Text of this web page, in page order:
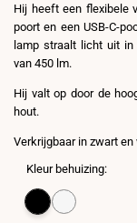
Hij heeft een flexibele
poort en een USB-C-
lamp straalt licht uit
van 450 lm.
Hij valt op door de
hout.
Verkrijgbaar in zwart en
Kleur behuizing:
Variant
Zwart